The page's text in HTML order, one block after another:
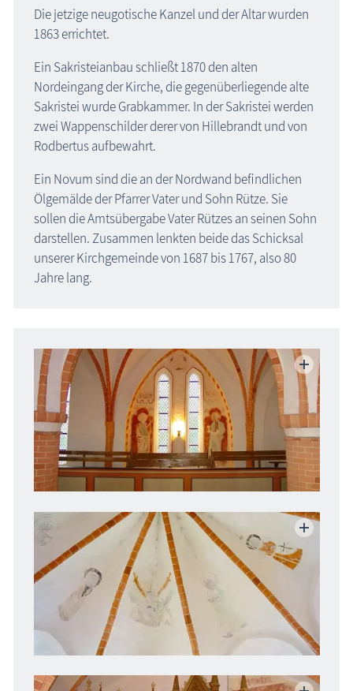
Die jetzige neugotische Kanzel und der Altar wurden
1863 errichtet.
Ein Sakristeianbau schließt 1870 den alten
Nordeingang der Kirche, die gegenüberliegende alte
Sakristei wurde Grabkammer. In der Sakristei werden
zwei Wappenschilder derer von Hillebrandt und von
Rodbertus aufbewahrt.
Ein Novum sind die an der Nordwand befindlichen
Ölgemälde der Pfarrer Vater und Sohn Rütze. Sie
sollen die Amtsübergabe Vater Rützes an seinen Sohn
darstellen. Zusammen lenkten beide das Schicksal
unserer Kirchgemeinde von 1687 bis 1767, also 80
Jahre lang.